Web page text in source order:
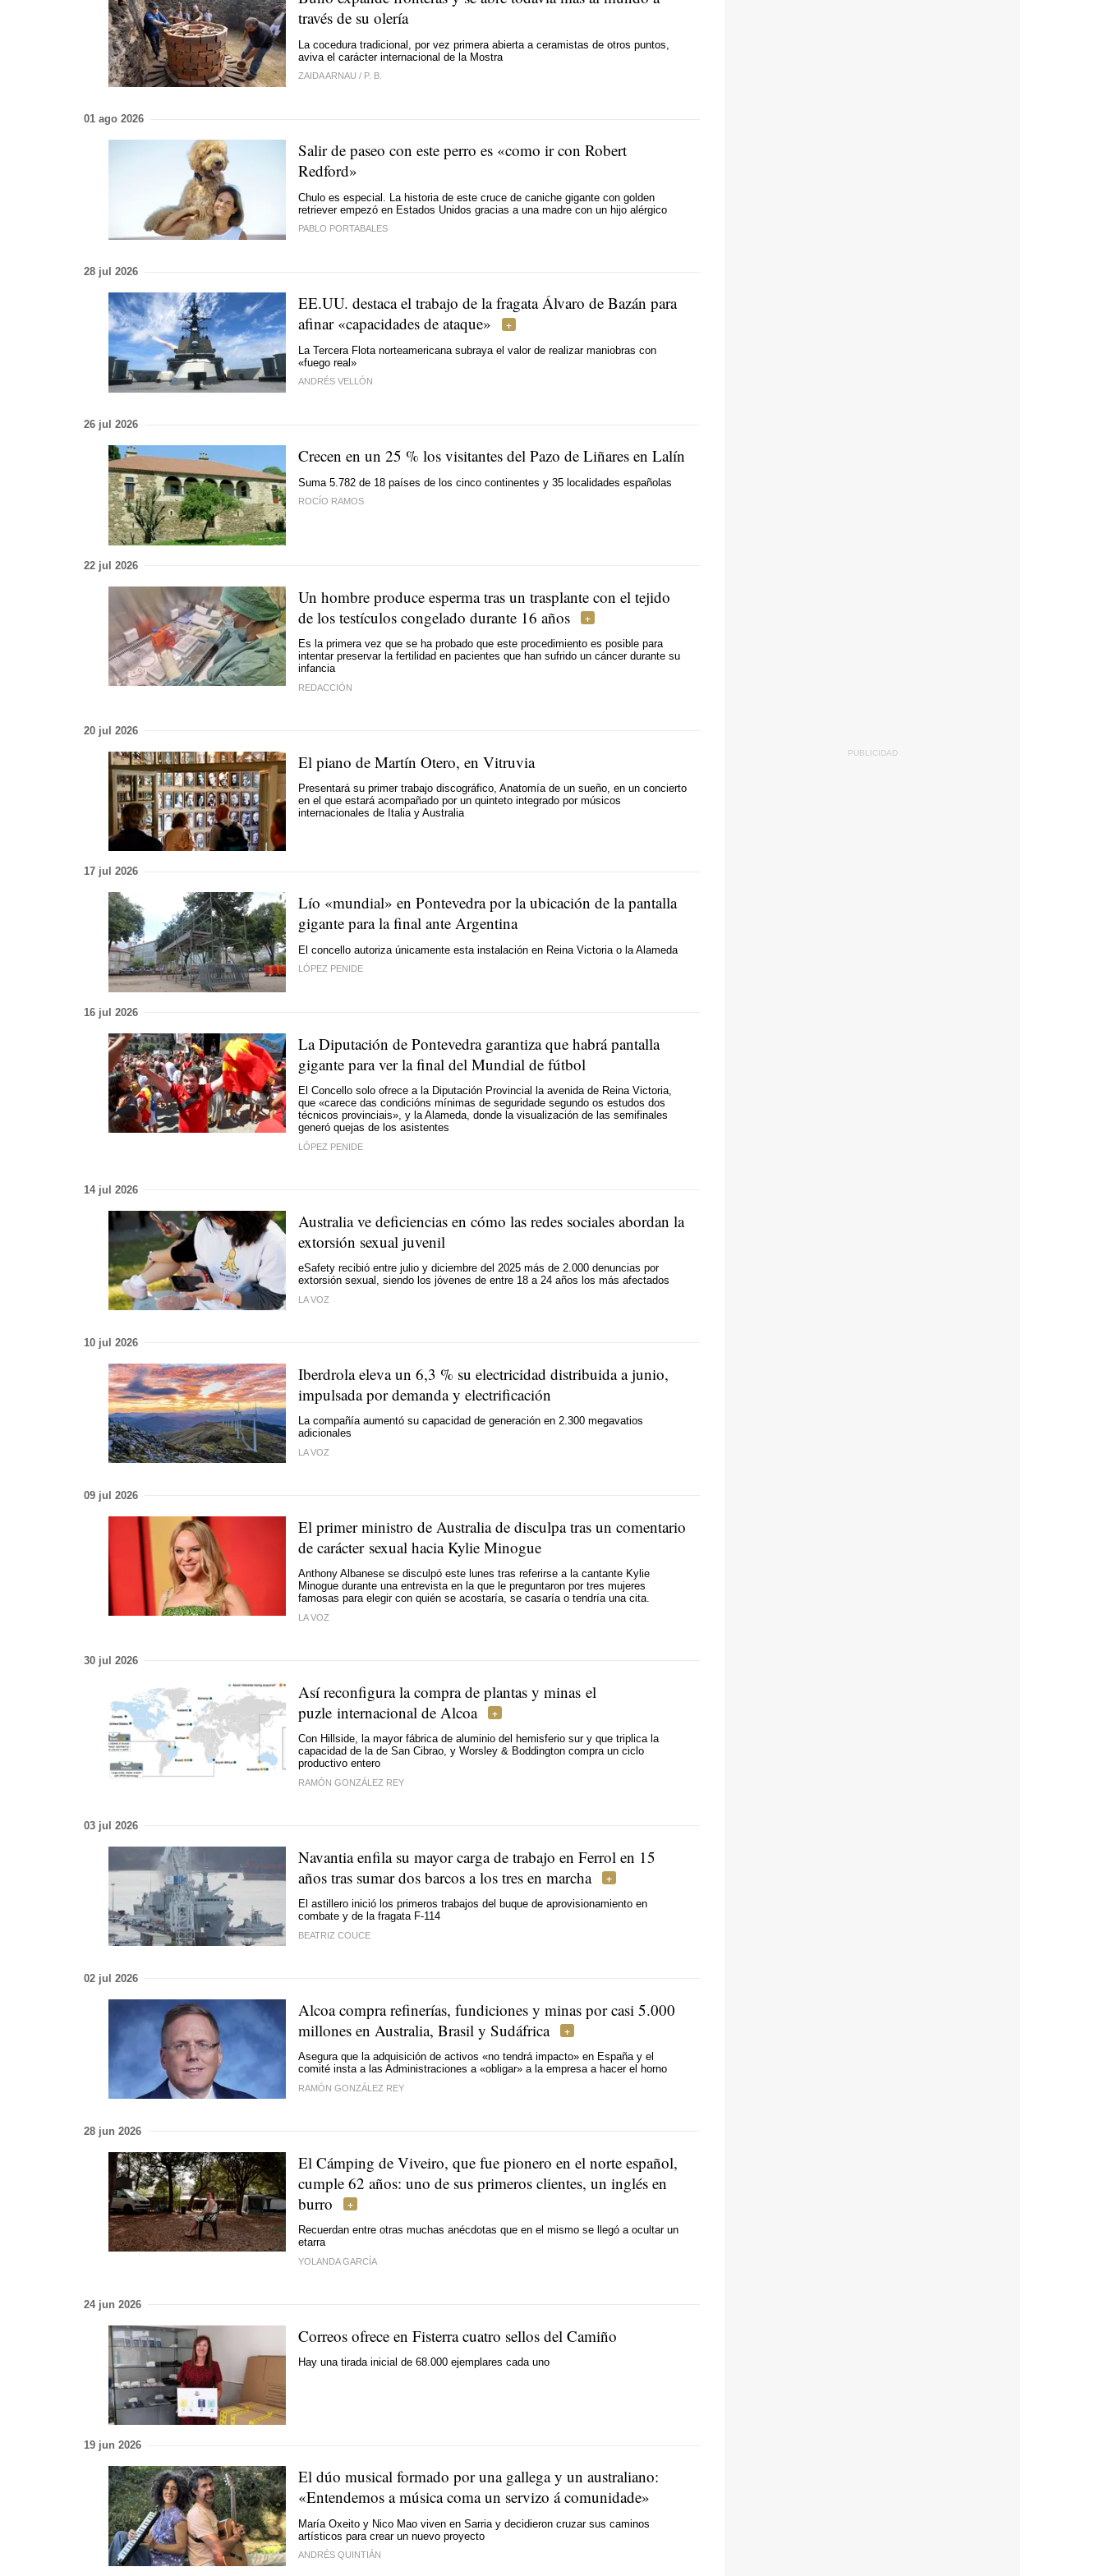
través de su olería
La cocedura tradicional, por vez primera abierta a ceramistas de otros puntos,
aviva el carácter internacional de la Mostra
ZAIDA ARNAU / P. B.
01 ago 2026
Salir de paseo con este perro es «como ir con Robert
Redford»
Chulo es especial. La historia de este cruce de caniche gigante con golden
retriever empezó en Estados Unidos gracias a una madre con un hijo alérgico
PABLO PORTABALES
28 jul 2026
EE.UU. destaca el trabajo de la fragata Álvaro de Bazán para
afinar «capacidades de ataque»
La Tercera Flota norteamericana subraya el valor de realizar maniobras con
«fuego real»
ANDRÉS VELLÓN
26 jul 2026
Crecen en un 25 % los visitantes del Pazo de Liñares en Lalín
Suma 5.782 de 18 países de los cinco continentes y 35 localidades españolas
ROCÍO RAMOS
22 jul 2026
Un hombre produce esperma tras un trasplante con el tejido
de los testículos congelado durante 16 años
Es la primera vez que se ha probado que este procedimiento es posible para
intentar preservar la fertilidad en pacientes que han sufrido un cáncer durante su
infancia
REDACCIÓN
20 jul 2026
El piano de Martín Otero, en Vitruvia
Presentará su primer trabajo discográfico, Anatomía de un sueño, en un concierto
en el que estará acompañado por un quinteto integrado por músicos
internacionales de Italia y Australia
17 jul 2026
Lío «mundial» en Pontevedra por la ubicación de la pantalla
gigante para la final ante Argentina
El concello autoriza únicamente esta instalación en Reina Victoria o la Alameda
LÓPEZ PENIDE
16 jul 2026
La Diputación de Pontevedra garantiza que habrá pantalla
gigante para ver la final del Mundial de fútbol
El Concello solo ofrece a la Diputación Provincial la avenida de Reina Victoria,
que «carece das condicións mínimas de seguridade segundo os estudos dos
técnicos provinciais», y la Alameda, donde la visualización de las semifinales
generó quejas de los asistentes
LÓPEZ PENIDE
14 jul 2026
Australia ve deficiencias en cómo las redes sociales abordan la
extorsión sexual juvenil
eSafety recibió entre julio y diciembre del 2025 más de 2.000 denuncias por
extorsión sexual, siendo los jóvenes de entre 18 a 24 años los más afectados
LA VOZ
10 jul 2026
Iberdrola eleva un 6,3 % su electricidad distribuida a junio,
impulsada por demanda y electrificación
La compañía aumentó su capacidad de generación en 2.300 megavatios
adicionales
LA VOZ
09 jul 2026
El primer ministro de Australia de disculpa tras un comentario
de carácter sexual hacia Kylie Minogue
Anthony Albanese se disculpó este lunes tras referirse a la cantante Kylie
Minogue durante una entrevista en la que le preguntaron por tres mujeres
famosas para elegir con quién se acostaría, se casaría o tendría una cita.
LA VOZ
30 jul 2026
Así reconfigura la compra de plantas y minas el
puzle internacional de Alcoa
Con Hillside, la mayor fábrica de aluminio del hemisferio sur y que triplica la
capacidad de la de San Cibrao, y Worsley & Boddington compra un ciclo
productivo entero
RAMÓN GONZÁLEZ REY
03 jul 2026
Navantia enfila su mayor carga de trabajo en Ferrol en 15
años tras sumar dos barcos a los tres en marcha
El astillero inició los primeros trabajos del buque de aprovisionamiento en
combate y de la fragata F-114
BEATRIZ COUCE
02 jul 2026
Alcoa compra refinerías, fundiciones y minas por casi 5.000
millones en Australia, Brasil y Sudáfrica
Asegura que la adquisición de activos «no tendrá impacto» en España y el
comité insta a las Administraciones a «obligar» a la empresa a hacer el horno
RAMÓN GONZÁLEZ REY
28 jun 2026
El Cámping de Viveiro, que fue pionero en el norte español,
cumple 62 años: uno de sus primeros clientes, un inglés en
burro
Recuerdan entre otras muchas anécdotas que en el mismo se llegó a ocultar un
etarra
YOLANDA GARCÍA
24 jun 2026
Correos ofrece en Fisterra cuatro sellos del Camiño
Hay una tirada inicial de 68.000 ejemplares cada uno
19 jun 2026
El dúo musical formado por una gallega y un australiano:
«Entendemos a música coma un servizo á comunidade»
María Oxeito y Nico Mao viven en Sarria y decidieron cruzar sus caminos
artísticos para crear un nuevo proyecto
ANDRÉS QUINTIÁN